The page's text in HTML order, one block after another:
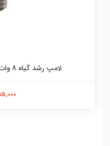
لامپ رشد گیاه 8 وات فول اسپکتروم پایه E27
395,000